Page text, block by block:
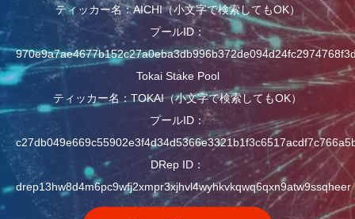
ティッカー名：AICHI（小文字で検索してもOK）
プールID：
Tokai Stake Pool
ティッカー名：TOKAI（小文字で検索してもOK）
プールID：
DRep ID：
drep13hw8d4m6pc9wfj2xmpr3xjhvl4wyhkvkqwq6qxn9atw9ssqheer